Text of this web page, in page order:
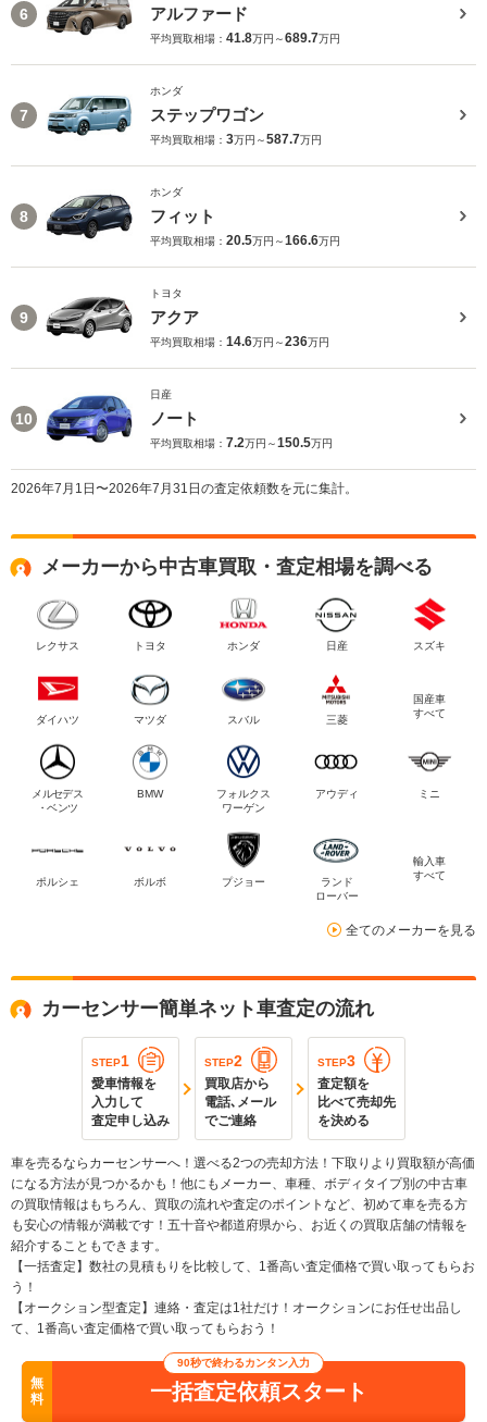
6 アルファード
平均買取相場： 41.8万円～689.7万円
7
ホンダ
ステップワゴン
平均買取相場： 3万円～587.7万円
8
ホンダ
フィット
平均買取相場： 20.5万円～166.6万円
9
トヨタ
アクア
平均買取相場： 14.6万円～236万円
10
日産
ノート
平均買取相場： 7.2万円～150.5万円
2026年7月1日〜2026年7月31日の査定依頼数を元に集計。
メーカーから中古車買取・査定相場を調べる
レクサス トヨタ ホンダ 日産 スズキ
ダイハツ マツダ スバル 三菱
国産車
すべて
メルセデス
・ベンツ
BMW
フォルクス
ワーゲン
アウディ ミニ
ポルシェ ボルボ プジョー
ランド
ローバー
輸入車
すべて
全てのメーカーを見る
カーセンサー簡単ネット車査定の流れ
STEP1
愛車情報を
入力して
査定申し込み
STEP2
買取店から
電話､メール
でご連絡
STEP3
査定額を
比べて売却先
を決める
車を売るならカーセンサーへ！選べる2つの売却方法！下取りより買取額が高価
になる方法が見つかるかも！他にもメーカー、車種、ボディタイプ別の中古車
の買取情報はもちろん、買取の流れや査定のポイントなど、初めて車を売る方
も安心の情報が満載です！五十音や都道府県から、お近くの買取店舗の情報を
紹介することもできます。
【一括査定】数社の見積もりを比較して、1番高い査定価格で買い取ってもらお
う！
【オークション型査定】連絡・査定は1社だけ！オークションにお任せ出品し
て、1番高い査定価格で買い取ってもらおう！
無
料
90秒で終わるカンタン入力
一括査定依頼スタート